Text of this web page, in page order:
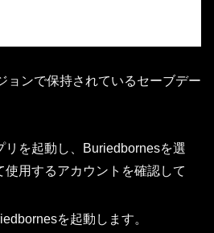
ョンで保持されているセーブデー
リを起動し、Buriedbornesを選
使用するアカウントを確認して
を起動します。